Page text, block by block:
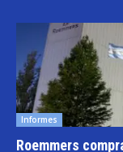
Informes
Roemmers